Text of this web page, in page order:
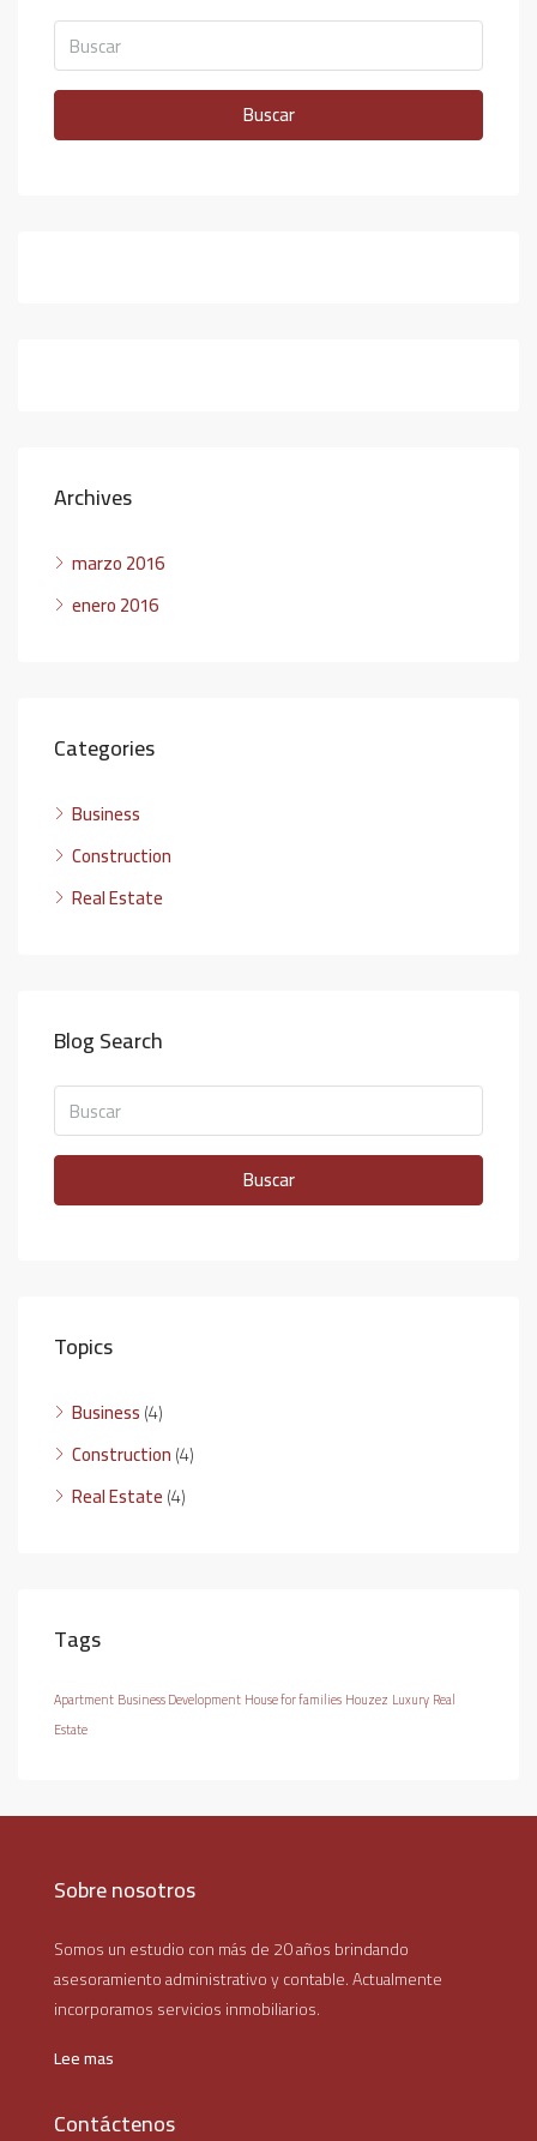
Buscar
Archives
marzo 2016
enero 2016
Categories
Business
Construction
Real Estate
Blog Search
Buscar
Topics
Business(4)
Construction(4)
Real Estate(4)
Tags
Apartment Business Development House for families Houzez Luxury Real
Estate
Sobre nosotros
Somos un estudio con más de 20 años brindando
asesoramiento administrativo y contable. Actualmente
incorporamos servicios inmobiliarios.
Lee mas
Contáctenos